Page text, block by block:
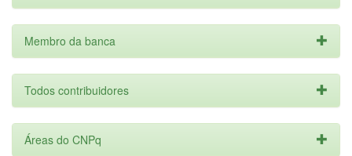
Membro da banca
Todos contribuidores
Áreas do CNPq